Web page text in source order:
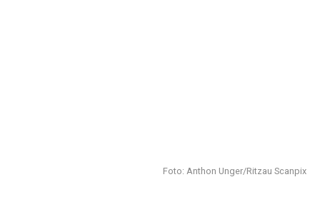
Foto: Anthon Unger/Ritzau Scanpix